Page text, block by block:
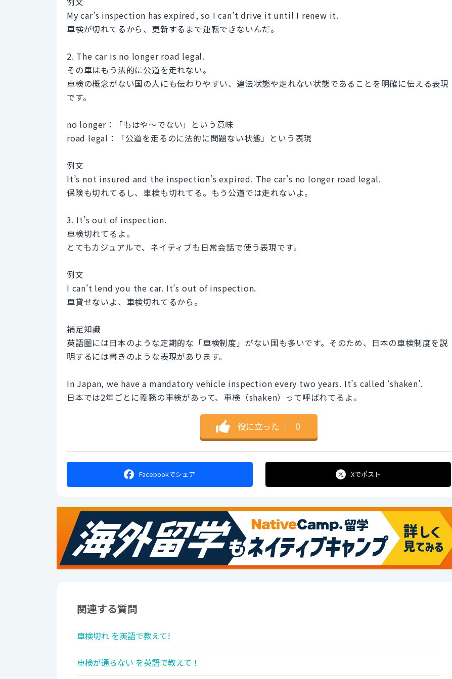
My car’s inspection has expired, so I can’t drive it until I renew it.
車検が切れてるから、更新するまで運転できないんだ。
2. The car is no longer road legal.
その車はもう法的に公道を走れない。
車検の概念がない国の人にも伝わりやすい、違法状態や走れない状態であることを明確に伝える表現
です。
no longer：「もはや〜でない」という意味
road legal：「公道を走るのに法的に問題ない状態」という表現
例文
It’s not insured and the inspection’s expired. The car’s no longer road legal.
保険も切れてるし、車検も切れてる。もう公道では走れないよ。
3. It’s out of inspection.
車検切れてるよ。
とてもカジュアルで、ネイティブも日常会話で使う表現です。
例文
I can’t lend you the car. It’s out of inspection.
車貸せないよ、車検切れてるから。
補足知識
英語圏には日本のような定期的な「車検制度」がない国も多いです。そのため、日本の車検制度を説
明するには書きのような表現があります。
In Japan, we have a mandatory vehicle inspection every two years. It’s called ‘shaken’.
日本では2年ごとに義務の車検があって、車検（shaken）って呼ばれてるよ。
役に立った ｜ 0
Facebookでシェア Xでポスト
関連する質問
車検切れ を英語で教えて!
車検が通らない を英語で教えて！